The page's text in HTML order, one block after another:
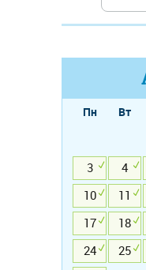
Пн Вт
3
4
10
11
17
18
24
25